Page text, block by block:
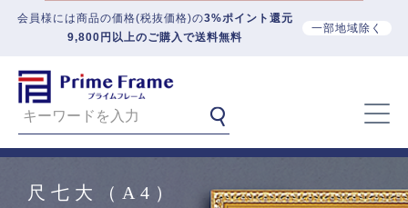
会員様には商品の価格(税抜価格)の3%ポイント還元
9,800円以上のご購入で送料無料
一部地域除く
尺七大（A4）